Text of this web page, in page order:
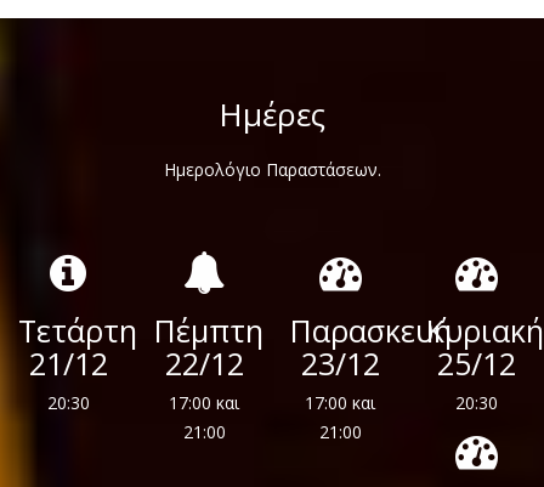
Ημέρες
Ημερολόγιο Παραστάσεων.
Τετάρτη
21/12
20:30
Πέμπτη
22/12
17:00 και
21:00
Παρασκευή
23/12
17:00 και
21:00
Κυριακή
25/12
20:30